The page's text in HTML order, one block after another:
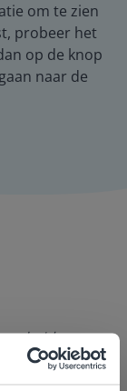
om te zien
probeer het
op de knop
naar de
een
voor het
en de